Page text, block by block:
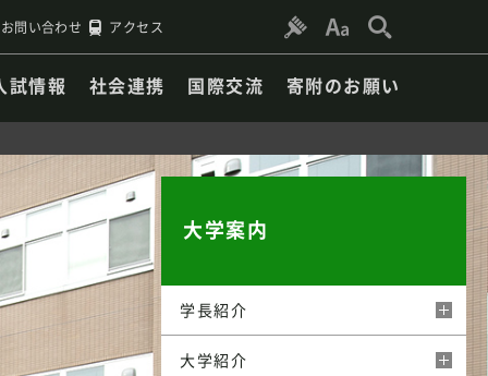
お問い合わせ アクセス
試情報 社会連携 国際交流 寄附のお願い
大学案内
学長紹介
大学紹介